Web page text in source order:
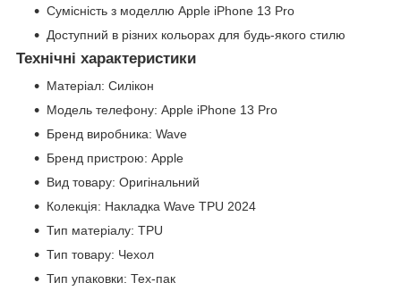
Сумісність з моделлю Apple iPhone 13 Pro
Доступний в різних кольорах для будь-якого стилю
Технічні характеристики
Матеріал: Силікон
Модель телефону: Apple iPhone 13 Pro
Бренд виробника: Wave
Бренд пристрою: Apple
Вид товару: Оригінальний
Колекція: Накладка Wave TPU 2024
Тип матеріалу: TPU
Тип товару: Чехол
Тип упаковки: Тех-пак